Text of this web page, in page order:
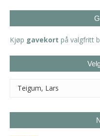
Kjøp gavekort på valgfritt